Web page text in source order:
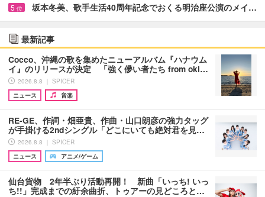
5 位 坂本冬美、歌手生活40周年記念でおくる明治座公演のメイ…
最新記事
Cocco、沖縄の歌を集めたニューアルバム『ハナウム
イ』のリリースが決定 「強く儚い者たち from oki…
2026.8.8 ｜ SPICER
ニュース
音楽
RE-GE、作詞・畑亜貴、作曲・山口朗彦の強力タッグ
が手掛ける2ndシングル「どこにいても絶対君を見…
2026.8.8 ｜ SPICER
ニュース
アニメ/ゲーム
仙台貨物 2年半ぶり活動再開！ 新曲「いっち! いっ
ち!!」完成までの紆余曲折、トゥアーの見どころと…